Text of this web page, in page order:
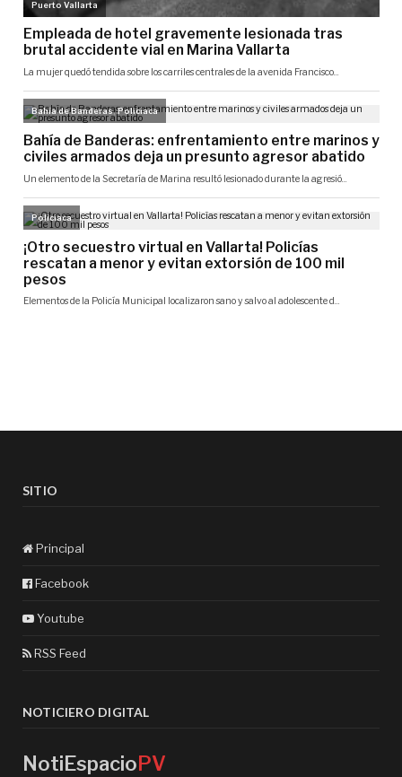
SITIO
Principal
Facebook
Youtube
RSS Feed
NOTICIERO DIGITAL
NotiEspacioPV